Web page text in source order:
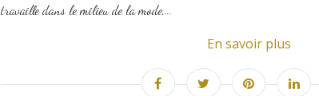
travaille dans le milieu de la mode,...
En savoir plus